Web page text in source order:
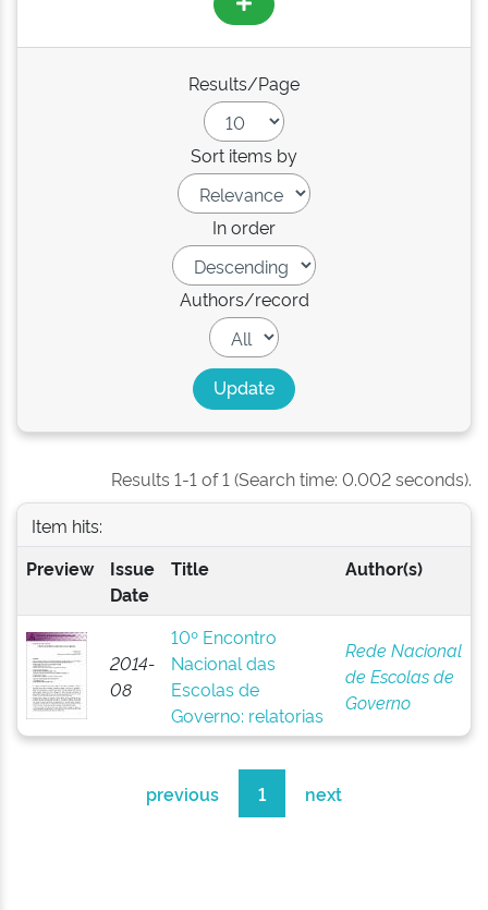
Results/Page
Sort items by
In order
Authors/record
Results 1-1 of 1 (Search time: 0.002 seconds).
Item hits:
Preview
Issue
Date
Title Author(s)
2014-
08
10º Encontro
Nacional das
Escolas de
Governo: relatorias
Rede Nacional
de Escolas de
Governo
previous 1 next